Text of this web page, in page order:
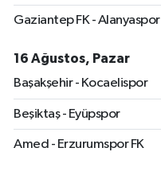
Gaziantep FK - Alanyaspor
16 Ağustos, Pazar
Başakşehir - Kocaelispor
Beşiktaş - Eyüpspor
Amed - Erzurumspor FK